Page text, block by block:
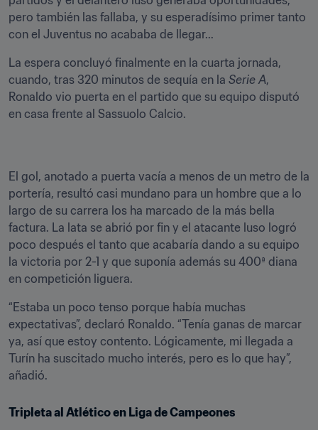
pero también las fallaba, y su esperadísimo primer tanto
con el Juventus no acababa de llegar...
La espera concluyó finalmente en la cuarta jornada,
cuando, tras 320 minutos de sequía en la Serie A,
Ronaldo vio puerta en el partido que su equipo disputó
en casa frente al Sassuolo Calcio.
El gol, anotado a puerta vacía a menos de un metro de la
portería, resultó casi mundano para un hombre que a lo
largo de su carrera los ha marcado de la más bella
factura. La lata se abrió por fin y el atacante luso logró
poco después el tanto que acabaría dando a su equipo
la victoria por 2-1 y que suponía además su 400ª diana
en competición liguera.
“Estaba un poco tenso porque había muchas
expectativas”, declaró Ronaldo. “Tenía ganas de marcar
ya, así que estoy contento. Lógicamente, mi llegada a
Turín ha suscitado mucho interés, pero es lo que hay”,
añadió.
Tripleta al Atlético en Liga de Campeones